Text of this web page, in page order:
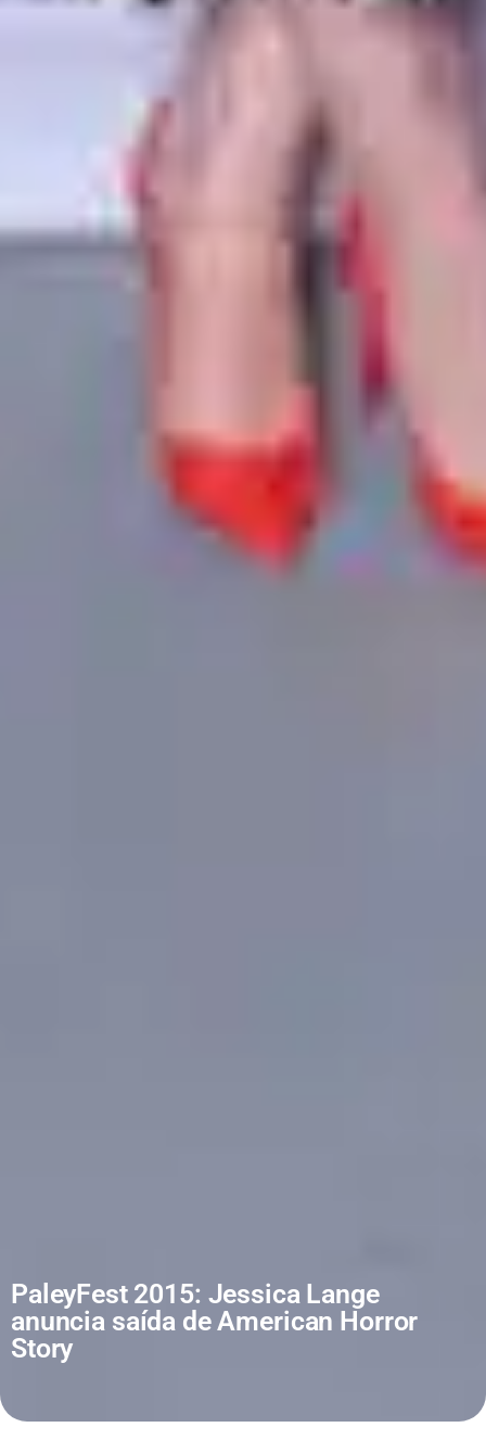
PaleyFest 2015: Jessica Lange
anuncia saída de American Horror
Story